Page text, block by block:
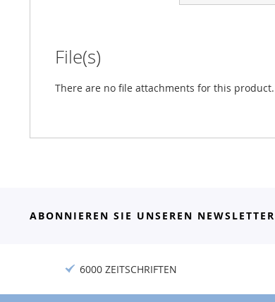
File(s)
There are no file attachments for this product.
ABONNIEREN SIE UNSEREN NEWSLETTER
6000 ZEITSCHRIFTEN